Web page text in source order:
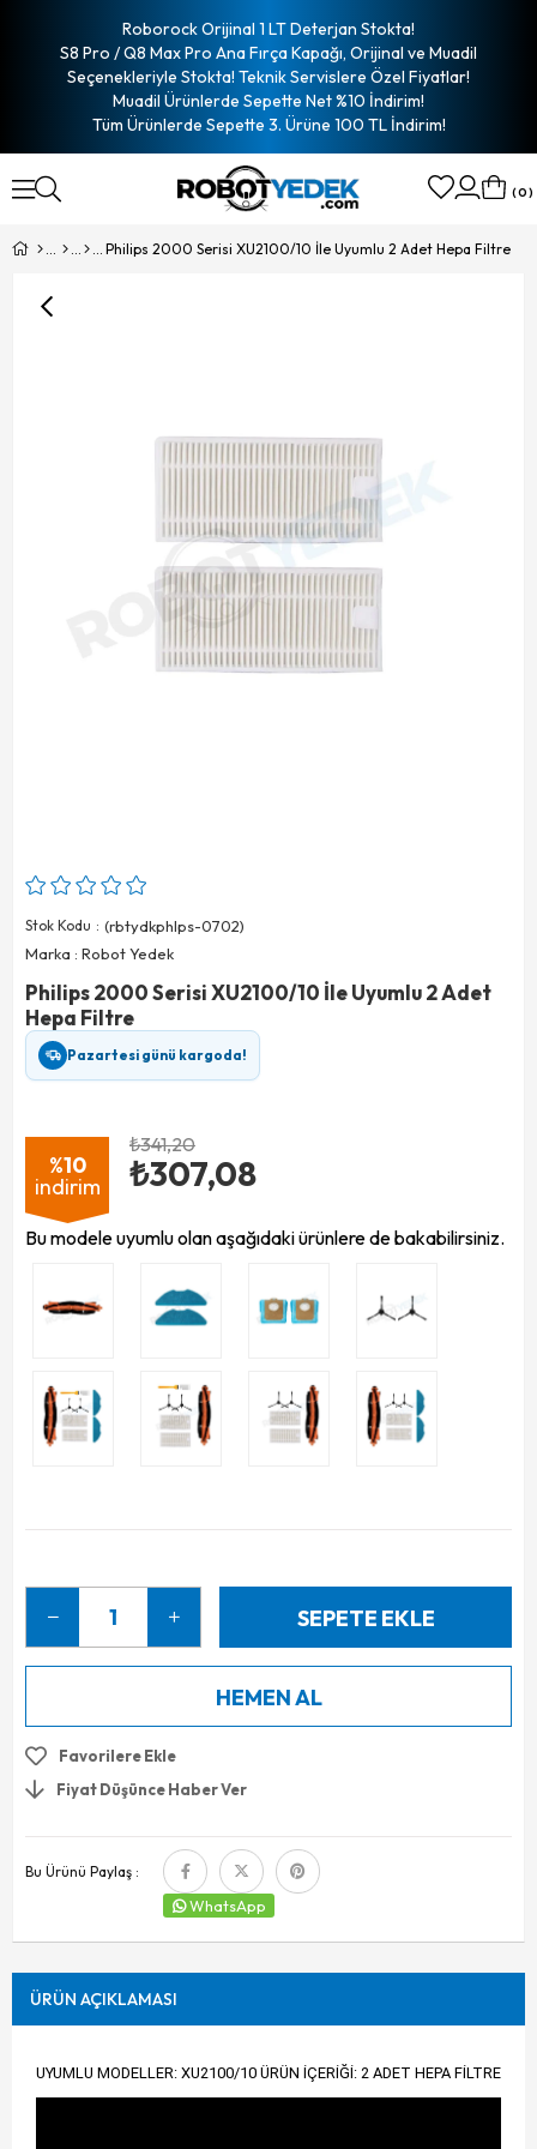
Roborock Orijinal 1 LT Deterjan Stokta!
S8 Pro / Q8 Max Pro Ana Fırça Kapağı, Orijinal ve Muadil
Seçenekleriyle Stokta! Teknik Servislere Özel Fiyatlar!
Muadil Ürünlerde Sepette Net %10 İndirim!
Tüm Ürünlerde Sepette 3. Ürüne 100 TL İndirim!
0
Philips 2000 Serisi XU2100/10 İle Uyumlu 2 Adet Hepa Filtre
Stok Kodu
(rbtydkphlps-0702)
Marka : Robot Yedek
Philips 2000 Serisi XU2100/10 İle Uyumlu 2 Adet
Hepa Filtre
Pazartesi günü kargoda!
%10
i̇ndirim
₺341,20
₺307,08
Bu modele uyumlu olan aşağıdaki ürünlere de bakabilirsiniz.
Favorilere Ekle
Fiyat Düşünce Haber Ver
Bu Ürünü Paylaş :
WhatsApp
ÜRÜN AÇIKLAMASI
UYUMLU MODELLER: XU2100/10 ÜRÜN İÇERİĞİ: 2 ADET HEPA FİLTRE